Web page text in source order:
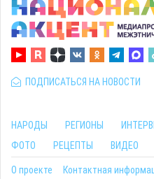
ПОДПИСАТЬСЯ НА НОВОСТИ
НАРОДЫ РЕГИОНЫ
ФОТО
РЕЦЕПТЫ ВИДЕО
О проекте Контактная